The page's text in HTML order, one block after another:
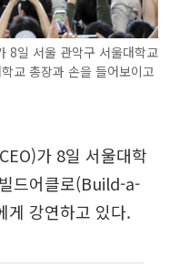
8일 서울 관악구 서울대학교
교 총장과 손을 들어보이고
가 8일 서울대학
드어클로(Build-a-
게 강연하고 있다.